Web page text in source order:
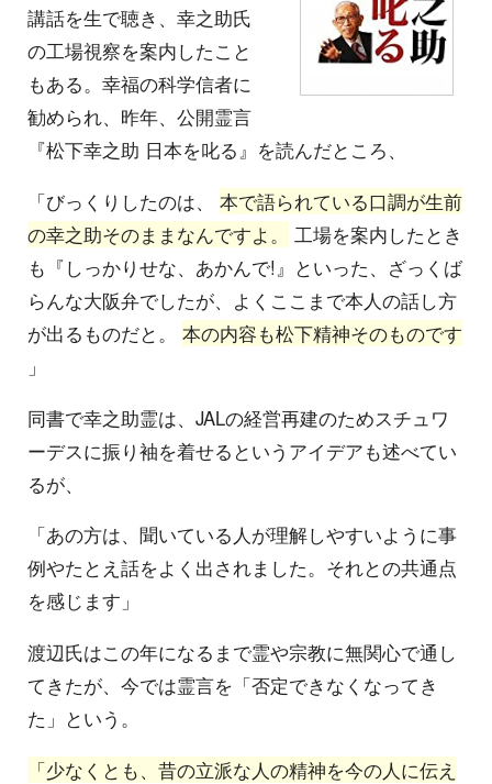
講話を生で聴き、幸之助氏
の工場視察を案内したこと
もある。幸福の科学信者に
勧められ、昨年、公開霊言
『松下幸之助 日本を叱る』を読んだところ、
「びっくりしたのは、 本で語られている口調が生前
の幸之助そのままなんですよ。
工場を案内したとき
も『しっかりせな、あかんで!』といった、ざっくば
らんな大阪弁でしたが、よくここまで本人の話し方
が出るものだと。 本の内容も松下精神そのものです
」
同書で幸之助霊は、JALの経営再建のためスチュワ
ーデスに振り袖を着せるというアイデアも述べてい
るが、
「あの方は、聞いている人が理解しやすいように事
例やたとえ話をよく出されました。それとの共通点
を感じます」
渡辺氏はこの年になるまで霊や宗教に無関心で通し
てきたが、今では霊言を「否定できなくなってき
た」という。
「少なくとも、昔の立派な人の精神を今の人に伝え